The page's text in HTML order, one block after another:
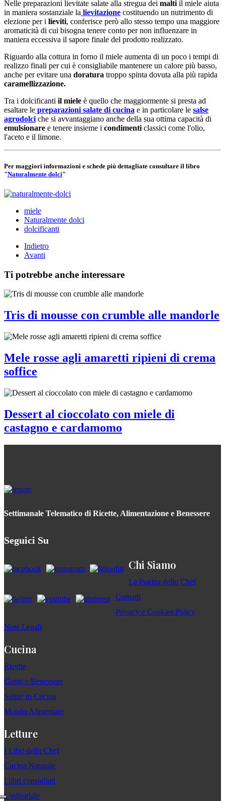
Nelle preparazioni lievitate salate alla stregua dei maltiil miele aiuta
in maniera sostanziale la lievitazione costituendo un nutrimento di
elezione per i lieviti, conferisce però allo stesso tempo una maggiore
aromaticità di cui bisogna tenere conto per non influenzare in
maniera eccessiva il sapore finale del prodotto realizzato.
Riguardo alla cottura in forno il miele aumenta di un poco i tempi di
realizzo finali per cui è consigliabile mantenere un calore più basso,
anche per evitare una doratura troppo spinta dovuta alla più rapida
caramellizzazione.
Tra i dolcificanti il miele è quello che maggiormente si presta ad
esaltare le preparazioni salate di cucina e in particolare le salse
agrodolciche si avvantaggiano anche della sua ottima capacità di
emulsionare e tenere insieme i condimenticlassici come l'olio,
l'aceto e il limone.
Per maggiori informazioni e schede più dettagliate consultare il libro
"Naturalmente dolci"
miele
Naturalmente dolci
dolcificanti
Indietro
Avanti
Ti potrebbe anche interessare
Tris di mousse con crumble alle mandorle
Mele rosse agli amaretti ripieni di crema
soffice
Dessert al cioccolato con miele di
castagno e cardamomo
Settimanale Telematico di Ricette, Alimentazione e Benessere
Seguici Su
Chi Siamo
La Pagina dello Chef
Contatti
Privacy e Cookies Policy
Note Legali
Cucina
Ricette
Gusto e Benessere
Salute in Cucina
Mondo Alimentare
Letture
I Libri dello Chef
Cucina Naturale
I libri consigliati
L'editoriale